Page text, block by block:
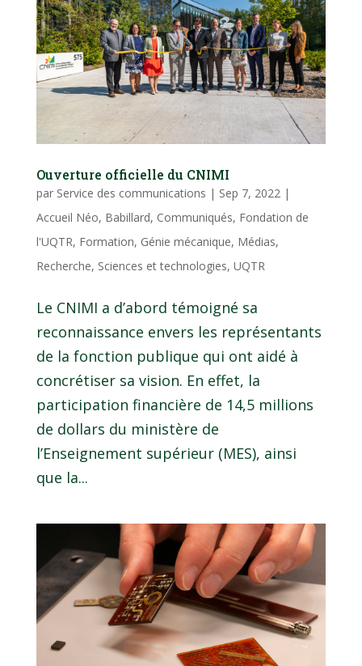
Ouverture officielle du CNIMI
par Service des communications | Sep 7, 2022 |
Accueil Néo, Babillard, Communiqués, Fondation de
l'UQTR, Formation, Génie mécanique, Médias,
Recherche, Sciences et technologies, UQTR
Le CNIMI a d’abord témoigné sa
reconnaissance envers les représentants
de la fonction publique qui ont aidé à
concrétiser sa vision. En effet, la
participation financière de 14,5 millions
de dollars du ministère de
l’Enseignement supérieur (MES), ainsi
que la...